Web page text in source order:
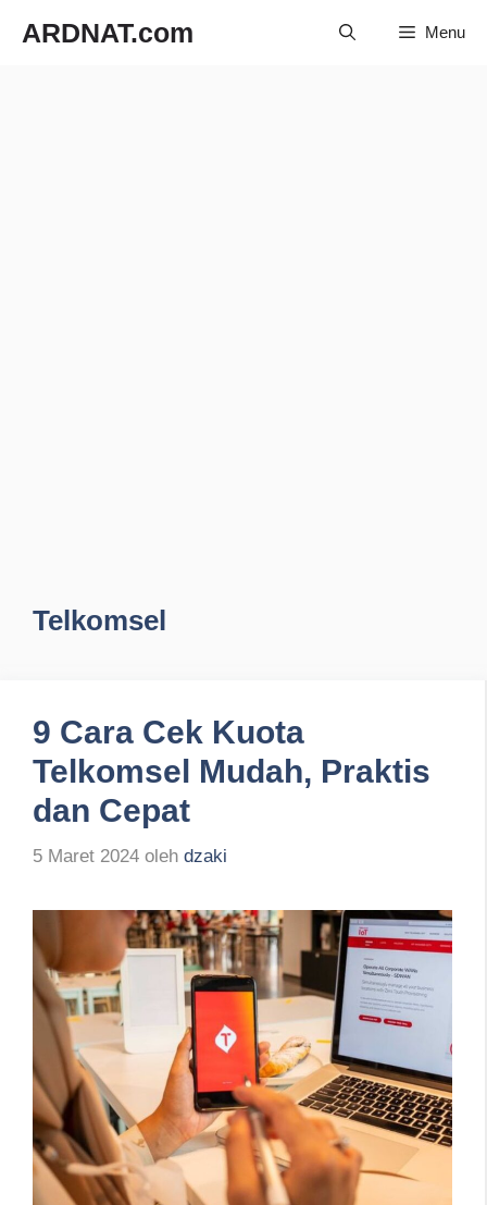
ARDNAT.com Menu
Telkomsel
9 Cara Cek Kuota
Telkomsel Mudah, Praktis
dan Cepat
5 Maret 2024 oleh dzaki